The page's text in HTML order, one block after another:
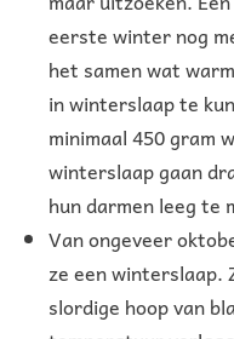
eerste winter nog
het samen wat
in winterslaap te
minimaal 450 gram
winterslaap gaan
hun darmen leeg te
Van ongeveer
ze een winterslaap.
slordige hoop van